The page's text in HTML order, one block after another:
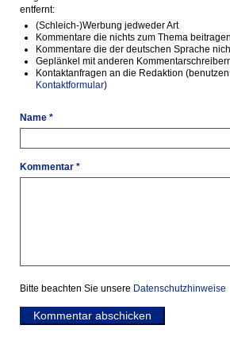
entfernt:
(Schleich-)Werbung jedweder Art
Kommentare die nichts zum Thema beitragen
Kommentare die der deutschen Sprache
Geplänkel mit anderen
Kontaktanfragen an die Redaktion
Kontaktformular)
Name *
Kommentar *
Bitte beachten Sie unsere Datenschutzhinweise
Kommentar abschicken